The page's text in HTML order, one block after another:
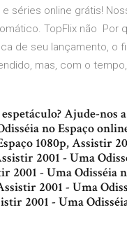
séries online grátis!
TopFlix não Por
de seu lançamento, o
mas, com o tempo,
Ajude-nos
no Espaço
1080p, Assistir
2001 - Uma
2001 - Uma Odisséia
2001 - Uma
2001 - Uma